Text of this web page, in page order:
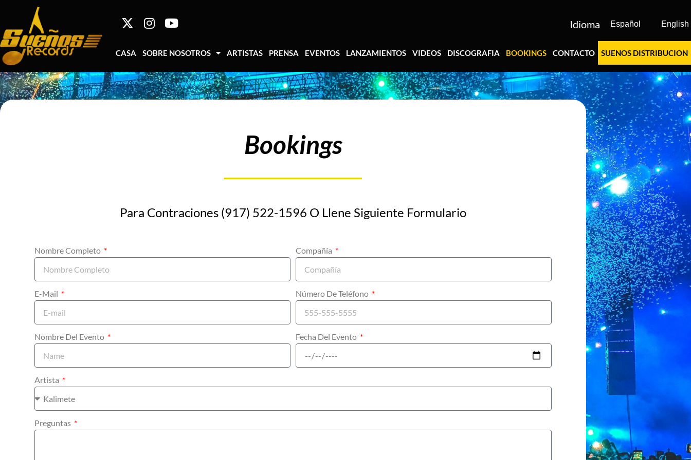
Idioma Español English
CASA SOBRE NOSOTROS ARTISTAS PRENSA EVENTOS LANZAMIENTOS VIDEOS DISCOGRAFIA BOOKINGS CONTACTO SUENOS DISTRIBUCION
Bookings
Para Contraciones (917) 522-1596 O Llene Siguiente Formulario
Nombre Completo Compañía
E-Mail Número De Teléfono
Nombre Del Evento Fecha Del Evento
Artista
Preguntas